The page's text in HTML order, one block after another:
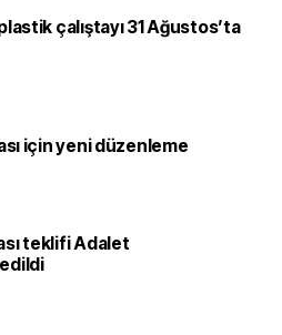
çalıştayı 31 Ağustos’ta
için yeni düzenleme
teklifi Adalet